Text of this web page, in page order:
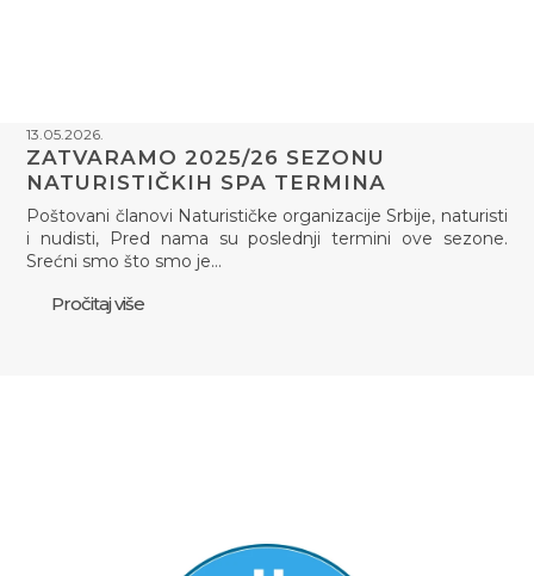
13.05.2026.
ZATVARAMO 2025/26 SEZONU
NATURISTIČKIH SPA TERMINA
Poštovani članovi Naturističke organizacije Srbije, naturisti
i nudisti, Pred nama su poslednji termini ove sezone.
Srećni smo što smo je…
Pročitaj više